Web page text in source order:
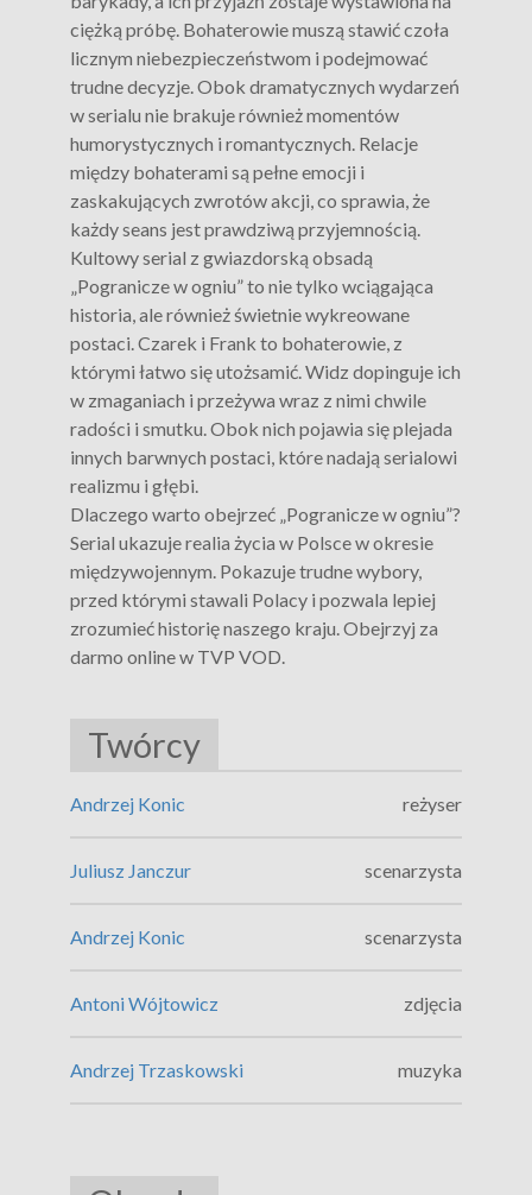
ciężką próbę. Bohaterowie muszą stawić czoła
licznym niebezpieczeństwom i podejmować
trudne decyzje. Obok dramatycznych wydarzeń
w serialu nie brakuje również momentów
humorystycznych i romantycznych. Relacje
między bohaterami są pełne emocji i
zaskakujących zwrotów akcji, co sprawia, że
każdy seans jest prawdziwą przyjemnością.
Kultowy serial z gwiazdorską obsadą
„Pogranicze w ogniu” to nie tylko wciągająca
historia, ale również świetnie wykreowane
postaci. Czarek i Frank to bohaterowie, z
którymi łatwo się utożsamić. Widz dopinguje ich
w zmaganiach i przeżywa wraz z nimi chwile
radości i smutku. Obok nich pojawia się plejada
innych barwnych postaci, które nadają serialowi
realizmu i głębi.
Dlaczego warto obejrzeć „Pogranicze w ogniu”?
Serial ukazuje realia życia w Polsce w okresie
międzywojennym. Pokazuje trudne wybory,
przed którymi stawali Polacy i pozwala lepiej
zrozumieć historię naszego kraju. Obejrzyj za
darmo online w TVP VOD.
Twórcy
Andrzej Konic reżyser
Juliusz Janczur scenarzysta
Andrzej Konic scenarzysta
Antoni Wójtowicz zdjęcia
Andrzej Trzaskowski muzyka